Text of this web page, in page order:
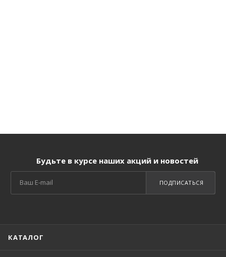
Будьте в курсе наших акций и новостей
ПОДПИСАТЬСЯ
КАТАЛОГ